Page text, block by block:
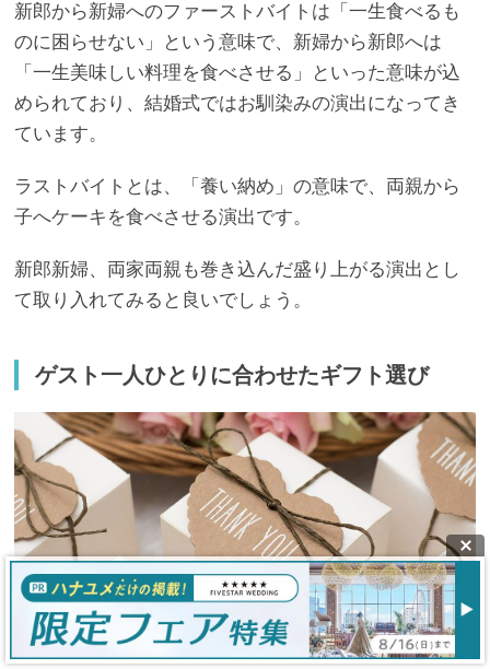
新郎から新婦へのファーストバイトは「一生食べるも
のに困らせない」という意味で、新婦から新郎へは
「一生美味しい料理を食べさせる」といった意味が込
められており、結婚式ではお馴染みの演出になってき
ています。
ラストバイトとは、「養い納め」の意味で、両親から
子へケーキを食べさせる演出です。
新郎新婦、両家両親も巻き込んだ盛り上がる演出とし
て取り入れてみると良いでしょう。
ゲスト一人ひとりに合わせたギフト選び
ゲスト一人ひとりに合わせたギフト選びをするのもオ
ススメです。